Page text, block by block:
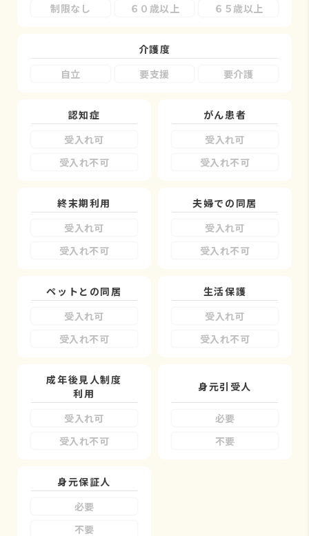
制限なし
６０歳以上 ６５歳以上
介護度
自立
要支援 要介護
認知症
受入れ可
受入れ不可
がん患者
受入れ可
受入れ不可
終末期利用
受入れ可
受入れ不可
夫婦での同居
受入れ可
受入れ不可
ペットとの同居
受入れ可
受入れ不可
生活保護
受入れ可
受入れ不可
成年後見人制度
利用
受入れ可
受入れ不可
身元引受人
必要
不要
身元保証人
必要
不要